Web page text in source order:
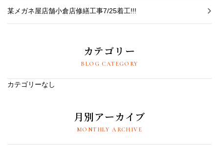
某メガネ屋店舗小倉店修繕工事7/25着工!!!
カテゴリー
BLOG CATEGORY
カテゴリーなし
月別アーカイブ
MONTHLY ARCHIVE